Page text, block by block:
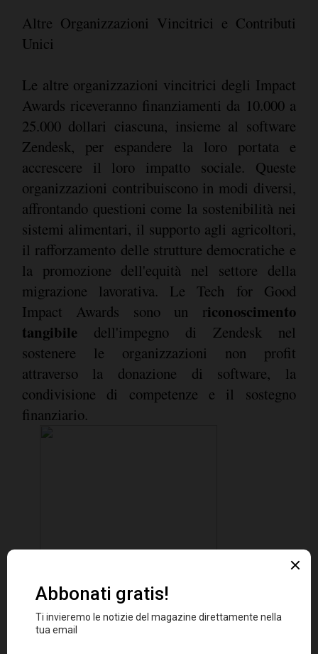
Altre Organizzazioni Vincitrici e Contributi
Unici
Le altre organizzazioni vincitrici degli Impact
Awards riceveranno finanziamenti da 10.000 a
25.000 dollari ciascuna, insieme al software
Zendesk, per espandere la loro portata e
accrescere il loro impatto sociale. Queste
organizzazioni contribuiscono in modi diversi,
affrontando questioni come la sostenibilità nei
sistemi alimentari, il supporto agli agricoltori,
il rafforzamento delle strutture democratiche e
la promozione dell'equità nel settore della
migrazione lavorativa. Le Tech for Good
Impact Awards sono un riconoscimento
tangibile dell'impegno di Zendesk nel
sostenere le organizzazioni non profit
attraverso la donazione di software, la
condivisione di competenze e il sostegno
finanziario.